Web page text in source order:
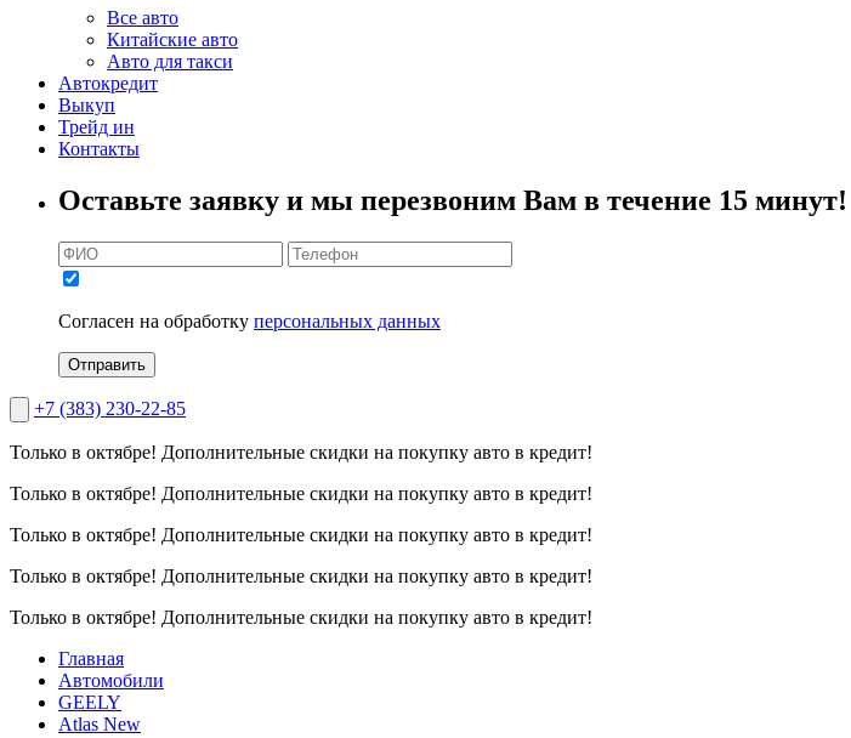
Все авто
Китайские авто
Авто для такси
Автокредит
Выкуп
Трейд ин
Контакты
Оставьте заявку и мы перезвоним Вам в течение 15 минут!
Согласен на обработку персональных данных
Отправить
+7 (383) 230-22-85
Только в октябре! Дополнительные скидки на покупку авто в кредит!
Только в октябре! Дополнительные скидки на покупку авто в кредит!
Только в октябре! Дополнительные скидки на покупку авто в кредит!
Только в октябре! Дополнительные скидки на покупку авто в кредит!
Только в октябре! Дополнительные скидки на покупку авто в кредит!
Главная
Автомобили
GEELY
Atlas New